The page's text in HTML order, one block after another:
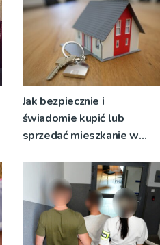
Jak bezpiecznie i
świadomie kupić lub
sprzedać mieszkanie w